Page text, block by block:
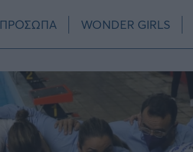
ΠΡΟΣΩΠΑ WONDER GIRLS